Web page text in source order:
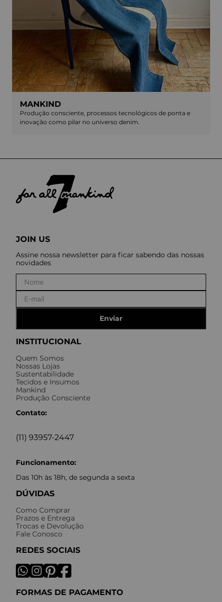
MANKIND
Produção consciente, processos tecnológicos de ponta e
inovação como pilar no universo denim.
INSTITUCIONAL
Quem Somos
Nossas Lojas
Sustentabilidade
Tecidos e Insumos
Mankind
Produção Consciente
Contato:
(11) 93957-2447
Funcionamento:
Das 10h às 18h, de segunda a sexta
DÚVIDAS
Como Comprar
Prazos e Entrega
Trocas e Devolução
Fale Conosco
REDES SOCIAIS
FORMAS DE PAGAMENTO
JOIN US
Assine nossa newsletter para ficar sabendo das nossas
novidades
Enviar